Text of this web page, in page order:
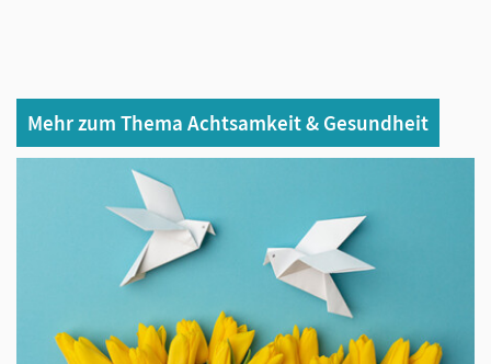
Mehr zum Thema Achtsamkeit & Gesundheit